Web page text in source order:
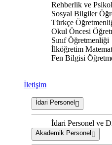
Rehberlik ve
Sosyal Bilgiler
Türkçe
Okul Öncesi
Sınıf Öğretmenliği
İlköğretim
Fen Bilgisi
İletişim
İdari Personel
İdari Personel ve
Akademik Personel